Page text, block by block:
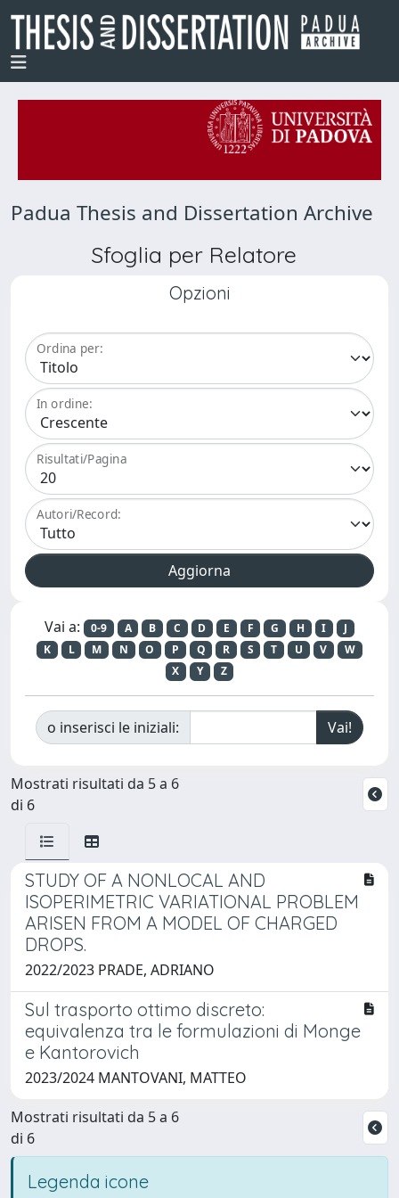
Padua Thesis and Dissertation Archive
Sfoglia per Relatore
Opzioni
Ordina per:
In ordine:
Risultati/Pagina
Autori/Record:
Vai a: 0-9 A B C D E F G H I
J
K
L M N O P Q R S T U V
W
X
Y Z
o inserisci le iniziali:
Mostrati risultati da 5 a 6
di 6
STUDY OF A NONLOCAL AND
ISOPERIMETRIC VARIATIONAL PROBLEM
ARISEN FROM A MODEL OF CHARGED
DROPS.
2022/2023 PRADE, ADRIANO
Sul trasporto ottimo discreto:
equivalenza tra le formulazioni di Monge
e Kantorovich
2023/2024 MANTOVANI, MATTEO
Mostrati risultati da 5 a 6
di 6
Legenda icone